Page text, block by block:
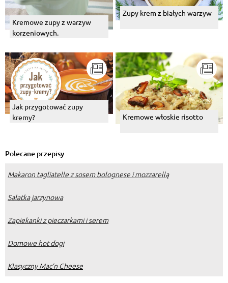
Kremowe zupy z warzyw
korzeniowych.
Zupy krem z białych warzyw
Jak przygotować zupy
kremy?
Kremowe włoskie risotto
Polecane przepisy
Makaron tagliatelle z sosem bolognese i mozzarellą
Sałatka jarzynowa
Zapiekanki z pieczarkami i serem
Domowe hot dogi
Klasyczny Mac’n Cheese